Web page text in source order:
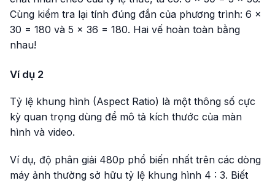
Cùng kiểm tra lại tính đúng đắn của phương trình: 6 ×
30 = 180 và 5 × 36 = 180. Hai vế hoàn toàn bằng
nhau!
Ví dụ 2
Tỷ lệ khung hình (Aspect Ratio) là một thông số cực
kỳ quan trọng dùng để mô tả kích thước của màn
hình và video.
Ví dụ, độ phân giải 480p phổ biến nhất trên các dòng
máy ảnh thường sở hữu tỷ lệ khung hình 4 : 3. Biết